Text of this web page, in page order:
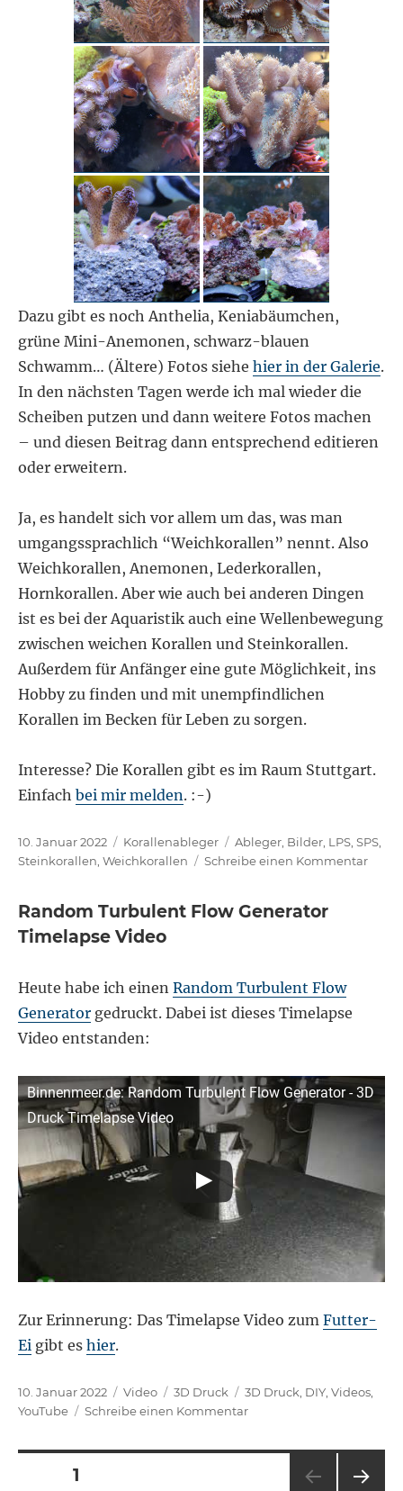
Dazu gibt es noch Anthelia, Keniabäumchen,
grüne Mini-Anemonen, schwarz-blauen
Schwamm… (Ältere) Fotos siehehier in der Galerie.
In den nächsten Tagen werde ich mal wieder die
Scheiben putzen und dann weitere Fotos machen
– und diesen Beitrag dann entsprechend editieren
oder erweitern.
Ja, es handelt sich vor allem um das, was man
umgangssprachlich “Weichkorallen” nennt. Also
Weichkorallen, Anemonen, Lederkorallen,
Hornkorallen. Aber wie auch bei anderen Dingen
ist es bei der Aquaristik auch eine Wellenbewegung
zwischen weichen Korallen und Steinkorallen.
Außerdem für Anfänger eine gute Möglichkeit, ins
Hobby zu finden und mit unempfindlichen
Korallen im Becken für Leben zu sorgen.
Interesse? Die Korallen gibt es im Raum Stuttgart.
Einfachbei mir melden. :-)
Veröffentlicht
am
10. Januar 2022 Kategorien
Korallenableger Schlagwörter
Ableger Bilder LPS ,SPS
Steinkorallen ,Weichkorallen Schreibe einen Kommentarzu
Random Turbulent Flow Generator
Timelapse Video
Heute habe ich einenRandom Turbulent Flow
Generator gedruckt. Dabei ist dieses Timelapse
Video entstanden:
Binnenmeer.de: Random Turbulent Flow Generator - 3D
Druck Timelapse Video
Zur Erinnerung: Das Timelapse Video zumFutter-
Ei gibt eshier.
Veröffentlicht
am
10. Januar 2022 Format
Video Kategorien
3D Druck Schlagwörter
3D Druck DIY ,Videos
YouTube
Schreibe einen Kommentarzu
Turbulent
Seitennummerierung
SEITE1